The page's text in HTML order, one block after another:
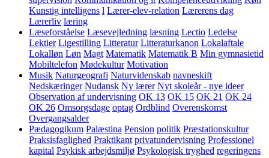
Kunstig intelligens l Lærer-elev-relation Lærerens dag
Lærerliv læring
Læseforståelse Læsevejledning læsning Lectio Ledelse
Lektier Ligestilling Litteratur Litteraturkanon Lokalaftale
Lokalløn Løn Magt Matematik Matematik B Min gymnasietid
Mobiltelefon Mødekultur Motivation
Musik Naturgeografi Naturvidenskab navneskift
Nedskæringer Nudansk Ny lærer Nyt skoleår - nye ideer
Observation af undervisning OK 13 OK 15 OK 21 OK 24
OK 26 Omsorgsdage optag Ordblind Overenskomst
Overgangsalder
Pædagogikum Palæstina Pension politik Præstationskultur
Praksisfaglighed Praktikant privatundervisning Professionel
kapital Psykisk arbejdsmiljø Psykologisk tryghed regeringens